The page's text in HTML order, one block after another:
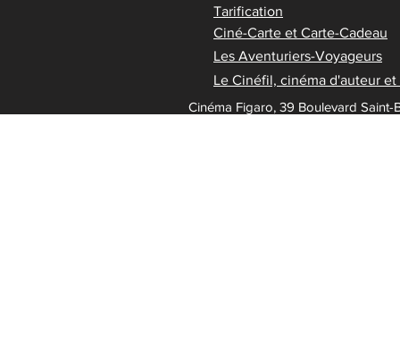
Tarification
Ciné-Carte et Carte-Cadeau
Les Aventuriers-Voyageurs
Le Cinéfil, cinéma d'auteur
Cinéma Figaro, 39 Boulevard